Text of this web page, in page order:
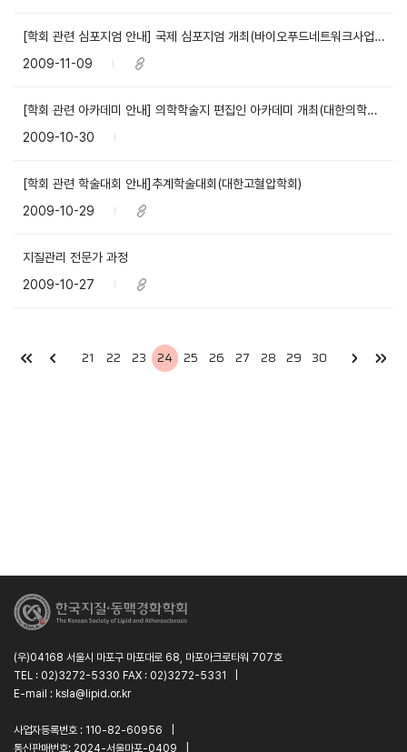
[학회 관련 심포지엄 안내] 국제 심포지엄 개최(바이오푸드네트워크사업단)
2009-11-09
[학회 관련 아카데미 안내] 의학학술지 편집인 아카데미 개최(대한의학학술지편집인협의회)
2009-10-30
[학회 관련 학술대회 안내]추계학술대회(대한고혈압학회)
2009-10-29
지질관리 전문가 과정
2009-10-27
21 22 23 24 25 26 27 28 29 30
(우)04168 서울시 마포구 마포대로 68, 마포아크로타워 707호
TEL : 02)3272-5330 FAX : 02)3272-5331
E-mail : ksla@lipid.or.kr
사업자등록번호 : 110-82-60956
통신판매번호: 2024-서울마포-0409